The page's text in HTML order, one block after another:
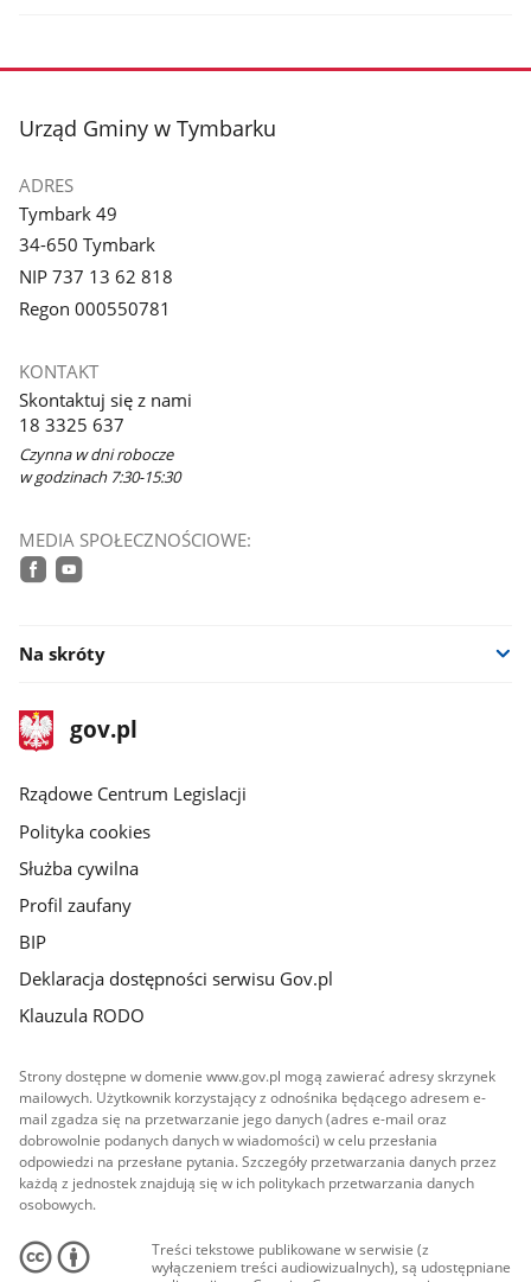
stopka
Urząd Gminy w Tymbarku
ADRES
Tymbark 49
34-650 Tymbark
NIP 737 13 62 818
Regon 000550781
KONTAKT
Skontaktuj się z nami
18 3325 637
Czynna w dni robocze
w godzinach 7:30-15:30
MEDIA SPOŁECZNOŚCIOWE:
Na skróty
stopka
gov.plStrona
gov.pl
Rządowe Centrum Legislacji
Polityka cookies
Służba cywilna
Profil zaufany
BIP
Deklaracja dostępności serwisu Gov.pl
Klauzula RODO
Strony dostępne w domenie www.gov.pl mogą zawierać adresy skrzynek
mailowych. Użytkownik korzystający z odnośnika będącego adresem e-
mail zgadza się na przetwarzanie jego danych (adres e-mail oraz
dobrowolnie podanych danych w wiadomości) w celu przesłania
odpowiedzi na przesłane pytania. Szczegóły przetwarzania danych przez
każdą z jednostek znajdują się w ich politykach przetwarzania danych
osobowych.
Treści tekstowe publikowane w serwisie (z
wyłączeniem treści audiowizualnych), są udostępniane